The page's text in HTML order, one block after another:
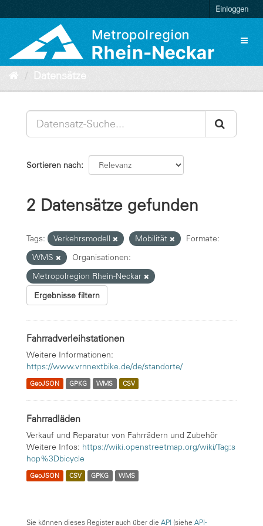
zum
Einloggen
Datensätze
Sortieren nach
2 Datensätze gefunden
Tags: Verkehrsmodell Mobilität
Formate:
WMS
Organisationen:
Metropolregion Rhein-Neckar
Ergebnisse filtern
Fahrradverleihstationen
Weitere Informationen:
https://www.vrnnextbike.de/de/standorte/
GeoJSON GPKG WMS CSV
Fahrradläden
Verkauf und Reparatur von Fahrrädern und Zubehör
Weitere Infos: https://wiki.openstreetmap.org/wiki/Tag:s
hop%3Dbicycle
GeoJSON CSV GPKG WMS
Sie können dieses Register auch über die API (siehe API-